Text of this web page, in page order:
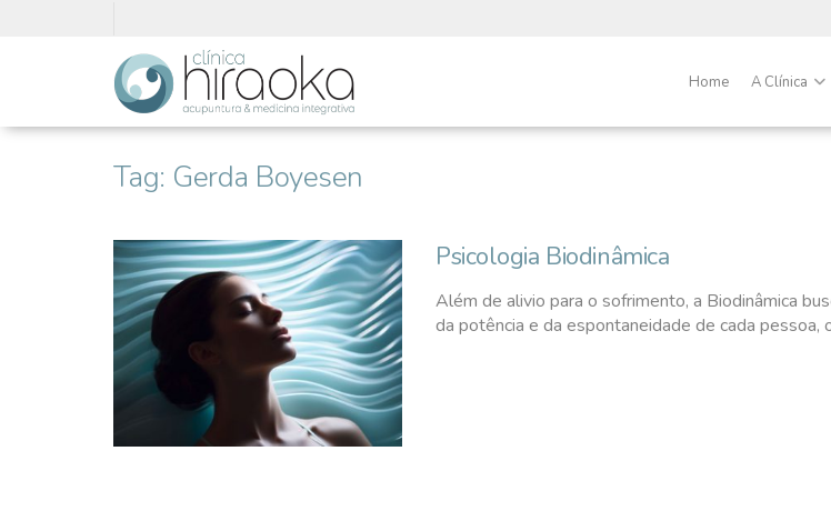
Home A Clínica
Tag: Gerda Boyesen
Psicologia Biodinâmica
Além de alivio para o sofrimento, a Biodinâmica
da potência e da espontaneidade de cada pessoa,